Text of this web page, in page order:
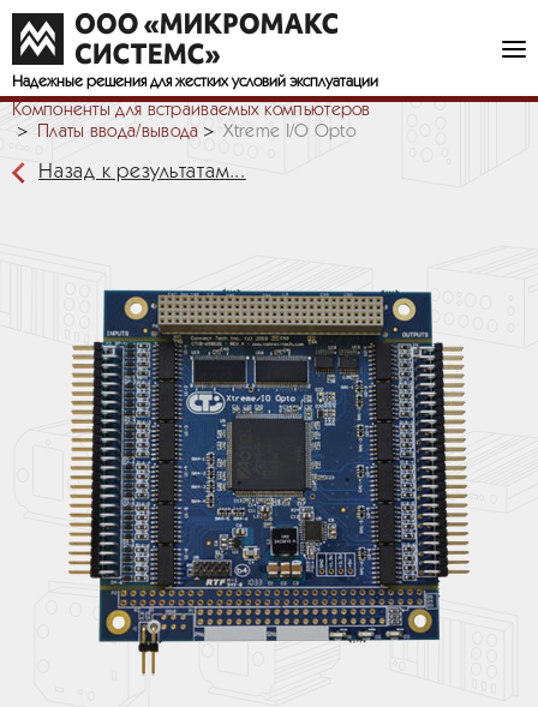
Надежные решения для жестких условий эксплуатации
Компоненты для встраиваемых компьютеров
Платы ввода/вывода
Xtreme I/O Opto
Назад к результатам...